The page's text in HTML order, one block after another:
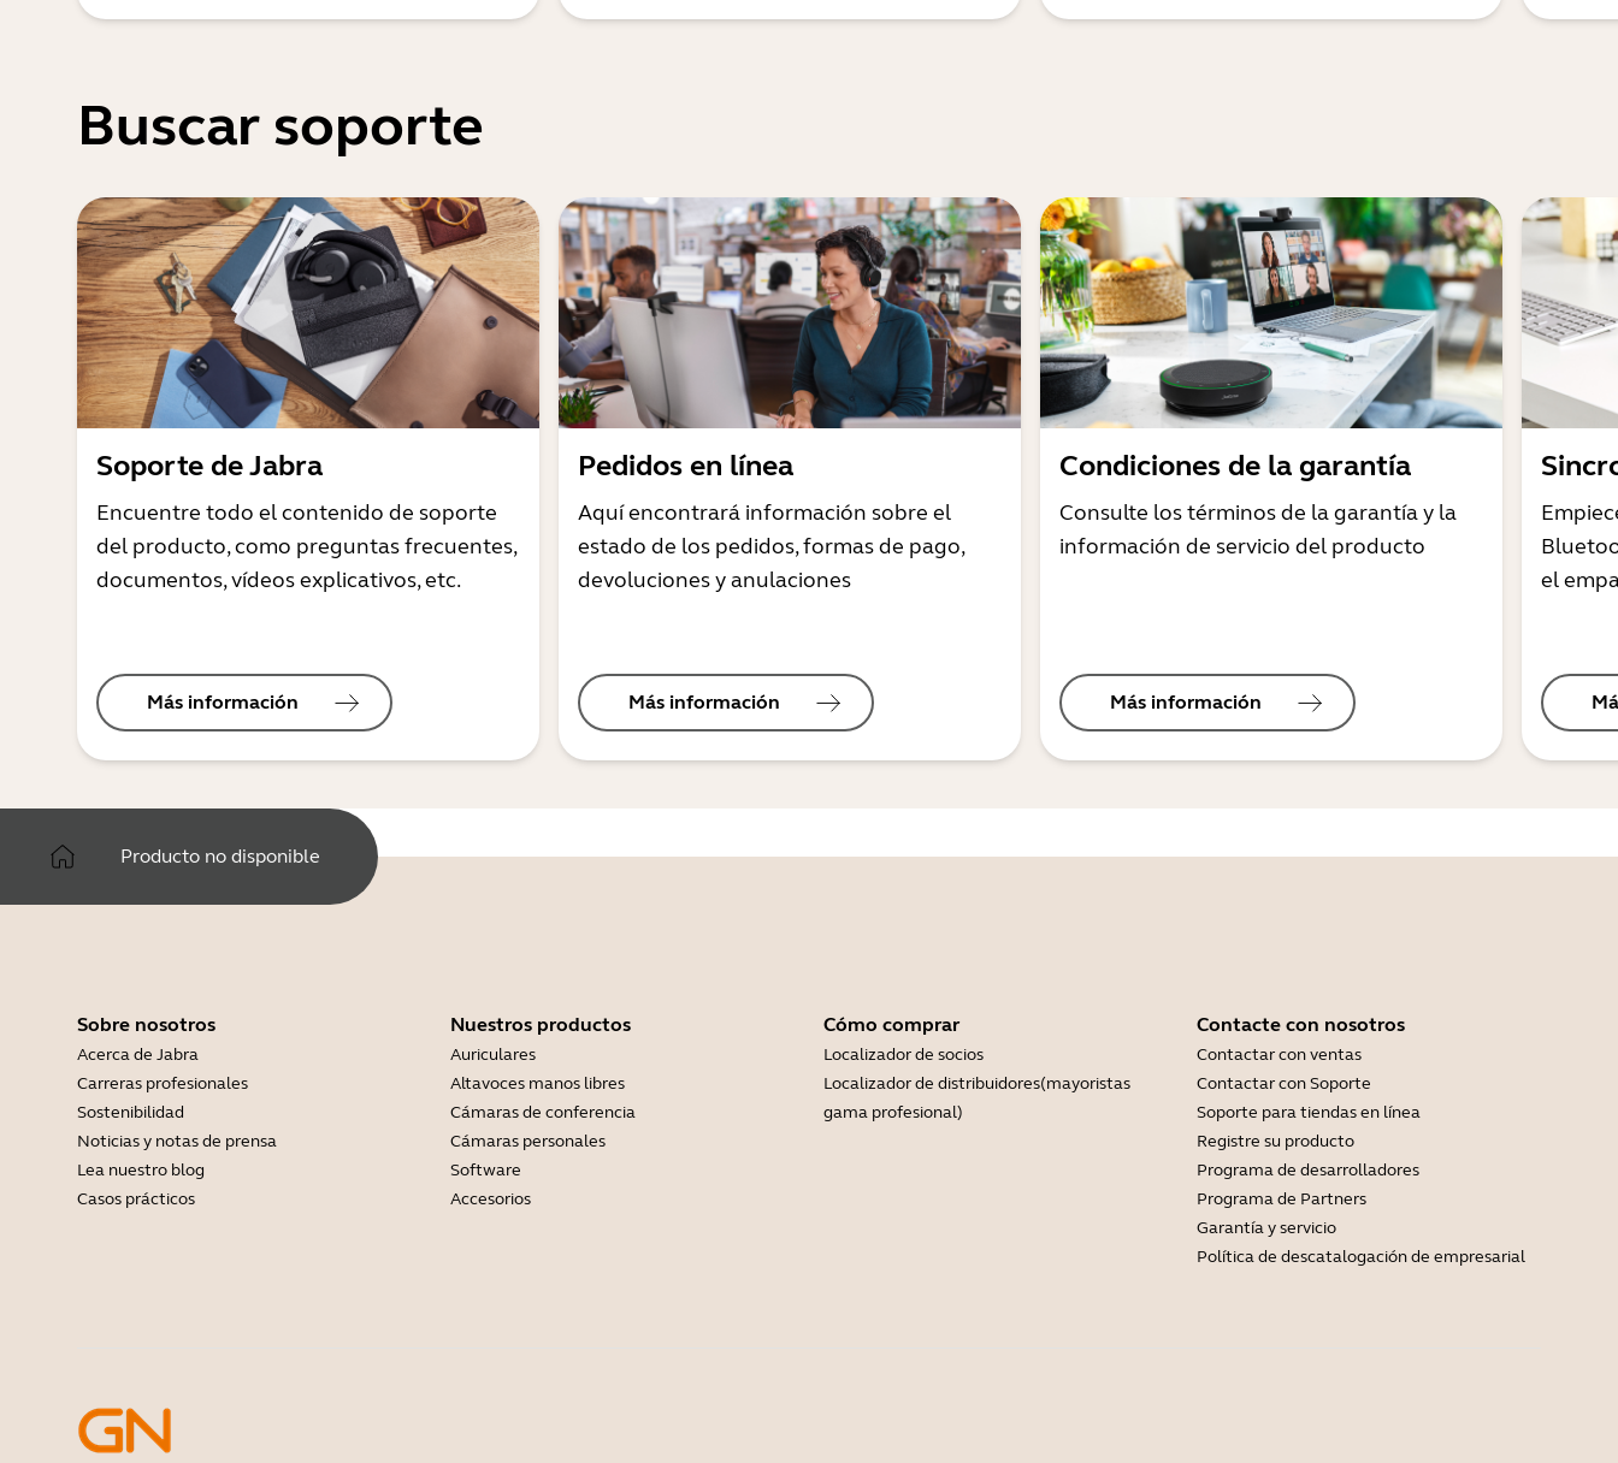
Buscar soporte
Soporte de Jabra
Encuentre todo el contenido de soporte
del producto, como preguntas frecuentes,
documentos, vídeos explicativos, etc.
Más información
Pedidos en línea
Aquí encontrará información sobre el
estado de los pedidos, formas de pago,
devoluciones y anulaciones
Más información
Condiciones de la garantía
Consulte los términos de la garantía y la
información de servicio del producto
Más información
el
Producto no disponible
Sobre nosotros
Acerca de Jabra
Carreras profesionales
Sostenibilidad
Noticias y notas de prensa
Lea nuestro blog
Casos prácticos
Nuestros productos
Auriculares
Altavoces manos libres
Cámaras de conferencia
Cámaras personales
Software
Accesorios
Cómo comprar
Localizador de socios
Localizador de distribuidores(mayoristas
gama profesional)
Contacte con nosotros
Contactar con ventas
Contactar con Soporte
Soporte para tiendas en línea
Registre su producto
Programa de desarrolladores
Programa de Partners
Garantía y servicio
Política de descatalogación de empresarial